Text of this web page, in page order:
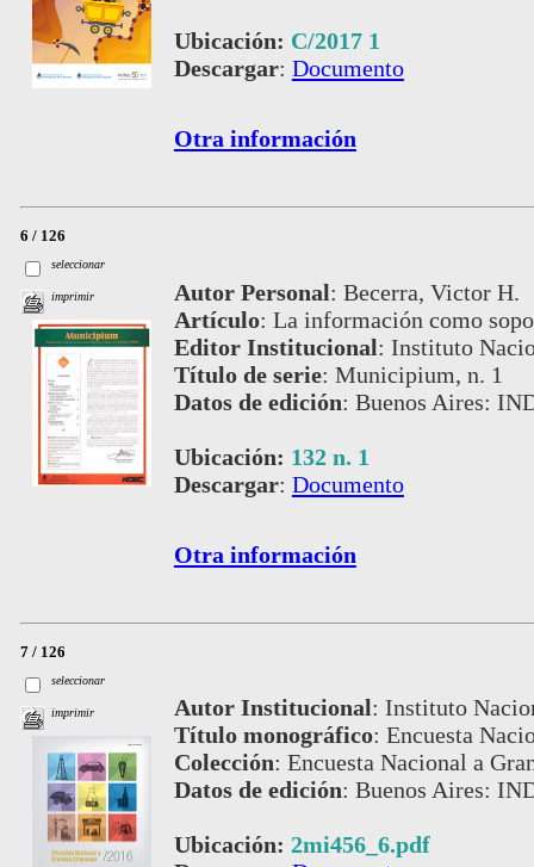
Ubicación: C/2017 1
Descargar: Documento
Otra información
6 / 126
seleccionar
imprimir Autor Personal: Becerra, Victor H.
Artículo: La información como
Editor Institucional: Instituto
Título de serie: Municipium, n. 1
Datos de edición: Buenos Aires:
Ubicación: 132 n. 1
Descargar: Documento
Otra información
7 / 126
seleccionar
imprimir Autor Institucional: Instituto
Título monográfico: Encuesta
Colección: Encuesta Nacional a
Datos de edición: Buenos Aires:
Ubicación: 2mi456_6.pdf